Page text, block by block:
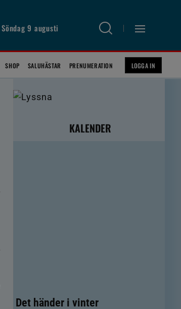
Söndag 9 augusti
SHOP SALUHÄSTAR PRENUMERATION LOGGA IN
KALENDER
Det händer i vinter